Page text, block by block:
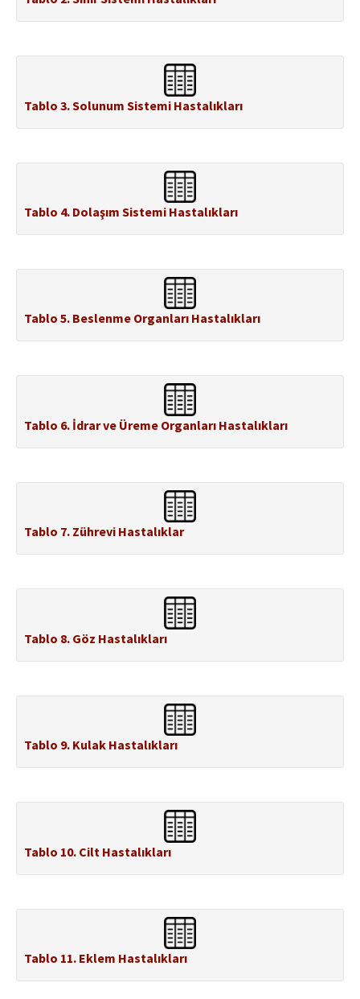
Tablo 3. Solunum Sistemi Hastalıkları
Tablo 4. Dolaşım Sistemi Hastalıkları
Tablo 5. Beslenme Organları Hastalıkları
Tablo 6. İdrar ve Üreme Organları Hastalıkları
Tablo 7. Zührevi Hastalıklar
Tablo 8. Göz Hastalıkları
Tablo 9. Kulak Hastalıkları
Tablo 10. Cilt Hastalıkları
Tablo 11. Eklem Hastalıkları